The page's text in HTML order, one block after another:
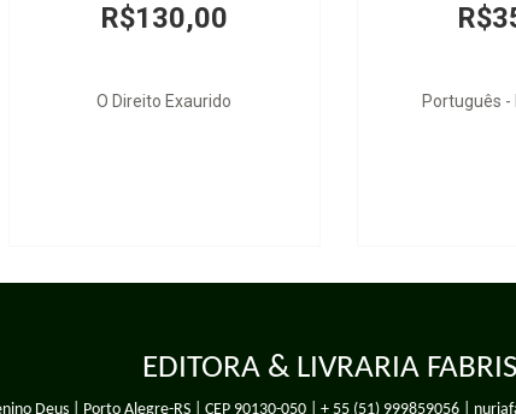
R$130,00
O Direito Exaurido Português -
EDITORA & LIVRARIA FABRIS
Deus | Porto Alegre-RS | CEP 90130-050 | + 55 (51) 999859056|